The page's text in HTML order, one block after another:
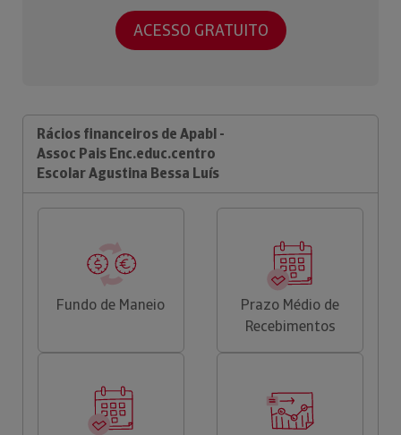
ACESSO GRATUITO
Rácios financeiros de Apabl -
Assoc Pais Enc.educ.centro
Escolar Agustina Bessa Luís
Fundo de Maneio
Prazo Médio de
Recebimentos